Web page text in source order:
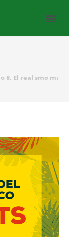
8. El realismo